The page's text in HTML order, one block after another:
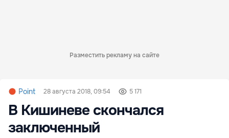
Разместить рекламу на сайте
Point 28 августа 2018, 09:54 5 171
В Кишиневе скончался
заключенный